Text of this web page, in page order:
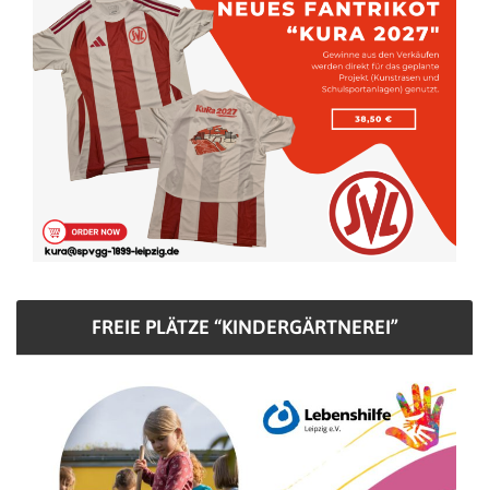
FREIE PLÄTZE “KINDERGÄRTNEREI”